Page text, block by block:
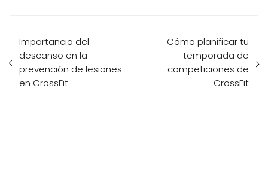
Importancia del
descanso en la
prevención de lesiones
en CrossFit
Cómo planificar tu
temporada de
competiciones de
CrossFit